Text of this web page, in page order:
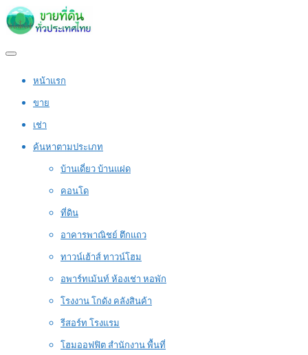
หน้าแรก
ขาย
เช่า
ค้นหาตามประเภท
บ้านเดี่ยว บ้านแฝด
คอนโด
ที่ดิน
อาคารพาณิชย์ ตึกแถว
ทาวน์เฮ้าส์ ทาวน์โฮม
อพาร์ทเม้นท์ ห้องเช่า หอพัก
โรงงาน โกดัง คลังสินค้า
รีสอร์ท โรงแรม
โฮมออฟฟิต สำนักงาน พื้นที่